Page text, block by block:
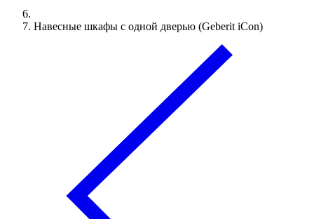
Навесные шкафы с одной дверью (Geberit iCon)